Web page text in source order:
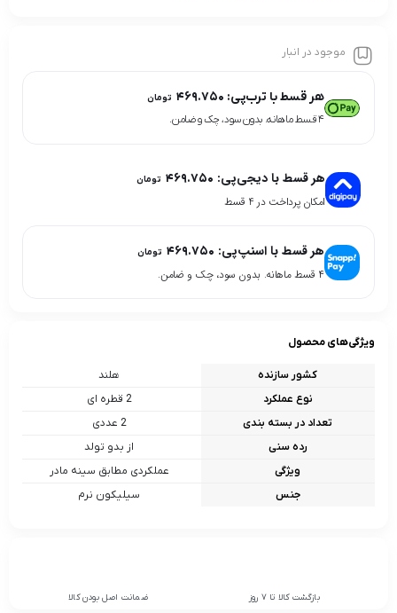
موجود در انبار
هر قسط با ترب‌پی: ۴۶۹.۷۵۰ تومان
۴ قسط ماهانه. بدون سود، چک و ضامن.
هر قسط با دیجی‌پی: ۴۶۹.۷۵۰ تومان
امکان پرداخت در 4 قسط
هر قسط با اسنپ‌پی: ۴۶۹.۷۵۰ تومان
۴ قسط ماهانه. بدون سود، چک و ضامن.
ویژگی‌های محصول
کشور سازنده
هلند
نوع عملکرد
2 قطره ای
تعداد در بسته بندی
2 عددی
رده سنی
از بدو تولد
ویژگی
عملکردی مطابق سینه مادر
جنس
سیلیکون نرم
بازگشت کالا تا 7 روز ضمانت اصل بودن کالا